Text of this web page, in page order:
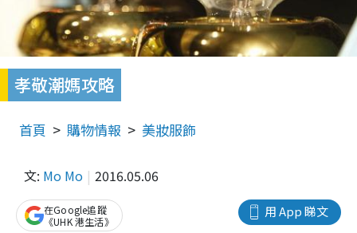
孝敬潮媽攻略
首頁 購物情報 美妝服飾
文: Mo Mo 2016.05.06
用 App 睇文
在Google追蹤
《UHK 港生活》